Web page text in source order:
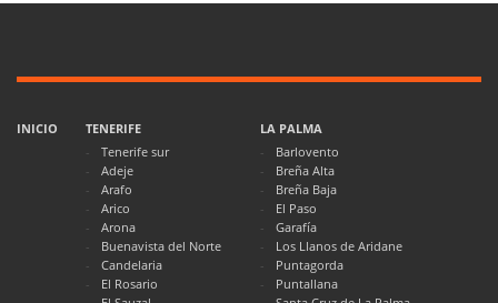
INICIO
TENERIFE
Tenerife sur
Adeje
Arafo
Arico
Arona
Buenavista del Norte
Candelaria
El Rosario
LA PALMA
Barlovento
Breña Alta
Breña Baja
El Paso
Garafía
Los Llanos de Aridane
Puntagorda
Puntallana